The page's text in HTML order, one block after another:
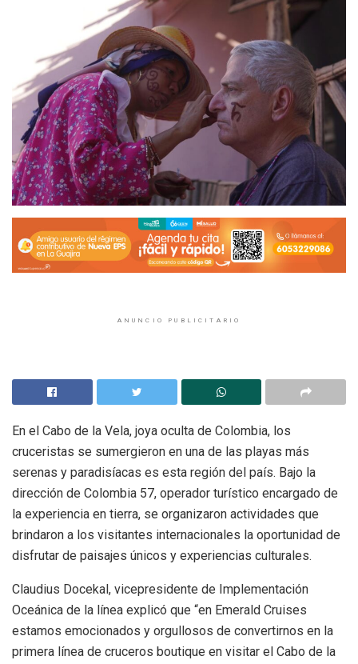
ANUNCIO PUBLICITARIO
En el Cabo de la Vela, joya oculta de Colombia, los
cruceristas se sumergieron en una de las playas más
serenas y paradisíacas es esta región del país. Bajo la
dirección de Colombia 57, operador turístico encargado de
la experiencia en tierra, se organizaron actividades que
brindaron a los visitantes internacionales la oportunidad de
disfrutar de paisajes únicos y experiencias culturales.
Claudius Docekal, vicepresidente de Implementación
Oceánica de la línea explicó que “en Emerald Cruises
estamos emocionados y orgullosos de convertirnos en la
primera línea de cruceros boutique en visitar el Cabo de la